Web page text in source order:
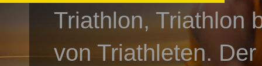
Triathlon, Triathlon
von Triathleten.